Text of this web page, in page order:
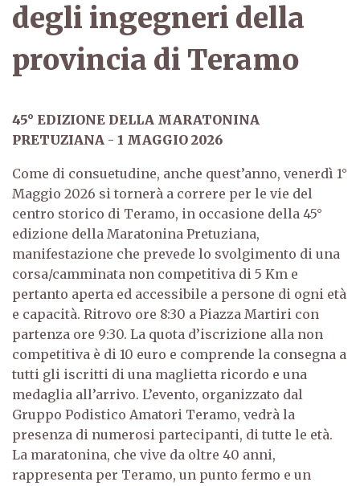
degli ingegneri della
provincia di Teramo
45° EDIZIONE DELLA MARATONINA
PRETUZIANA - 1 MAGGIO 2026
Come di consuetudine, anche quest’anno, venerdì 1°
Maggio 2026 si tornerà a correre per le vie del
centro storico di Teramo, in occasione della 45°
edizione della Maratonina Pretuziana,
manifestazione che prevede lo svolgimento di una
corsa/camminata non competitiva di 5 Km e
pertanto aperta ed accessibile a persone di ogni età
e capacità. Ritrovo ore 8:30 a Piazza Martiri con
partenza ore 9:30. La quota d’iscrizione alla non
competitiva è di 10 euro e comprende la consegna a
tutti gli iscritti di una maglietta ricordo e una
medaglia all’arrivo. L’evento, organizzato dal
Gruppo Podistico Amatori Teramo, vedrà la
presenza di numerosi partecipanti, di tutte le età.
La maratonina, che vive da oltre 40 anni,
rappresenta per Teramo, un punto fermo e un